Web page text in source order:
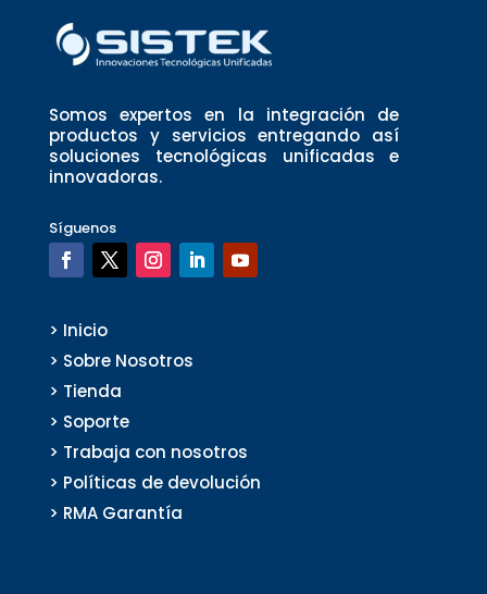
Somos expertos en la integración de
productos y servicios entregando así
soluciones tecnológicas unificadas e
innovadoras.
Síguenos
> Inicio
> Sobre Nosotros
> Tienda
> Soporte
> Trabaja con nosotros
> Políticas de devolución
> RMA Garantía